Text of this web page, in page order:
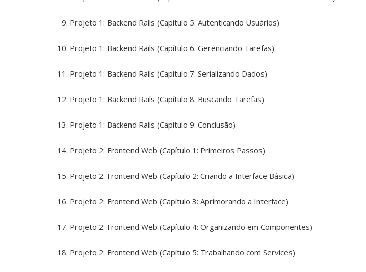
Projeto 1: Backend Rails (Capítulo 5: Autenticando Usuários)
Projeto 1: Backend Rails (Capítulo 6: Gerenciando Tarefas)
Projeto 1: Backend Rails (Capítulo 7: Serializando Dados)
Projeto 1: Backend Rails (Capítulo 8: Buscando Tarefas)
Projeto 1: Backend Rails (Capítulo 9: Conclusão)
Projeto 2: Frontend Web (Capítulo 1: Primeiros Passos)
Projeto 2: Frontend Web (Capítulo 2: Criando a Interface Básica)
Projeto 2: Frontend Web (Capítulo 3: Aprimorando a Interface)
Projeto 2: Frontend Web (Capítulo 4: Organizando em Componentes)
Projeto 2: Frontend Web (Capítulo 5: Trabalhando com Services)